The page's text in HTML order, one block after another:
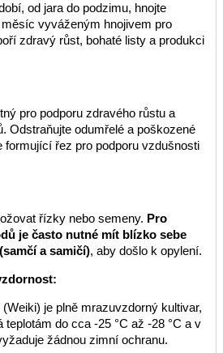
od jara do podzimu, hnojte
vyváženým hnojivem pro
zdravý růst, bohaté listy a produkci
pro podporu zdravého růstu a
Odstraňujte odumřelé a poškozené
formující řez pro podporu vzdušnosti
řízky nebo semeny. Pro
je často nutné mít blízko sebe
a samičí), aby došlo k opylení.
je plně mrazuvzdorný kultivar,
teplotám do cca -25 °C až -28 °C a v
žádnou zimní ochranu.